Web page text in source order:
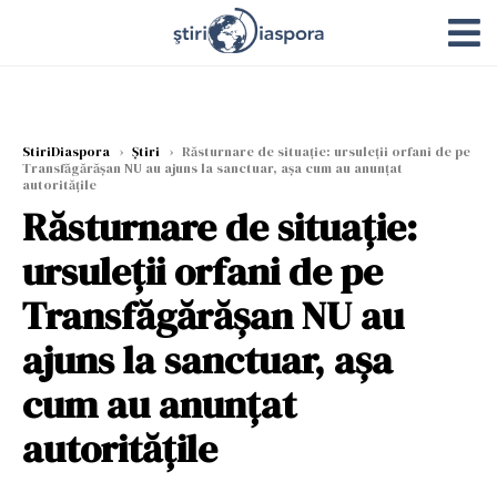
StiriDiaspora › Știri › Răsturnare de situație: ursuleții orfani de pe
Transfăgărășan NU au ajuns la sanctuar, așa cum au anunțat
autoritățile
Răsturnare de situație:
ursuleții orfani de pe
Transfăgărășan NU au
ajuns la sanctuar, așa
cum au anunțat
autoritățile